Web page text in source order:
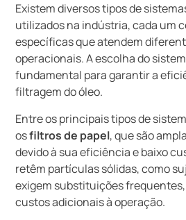
Existem diversos tipos de
utilizados na indústria, cada um
específicas que atendem
operacionais. A escolha do
fundamental para garantir a
filtragem do óleo.
Entre os principais tipos de
osfiltros de papel, que são
devido à sua eficiência e baixo
retêm partículas sólidas, como
exigem substituições
custos adicionais à operação.